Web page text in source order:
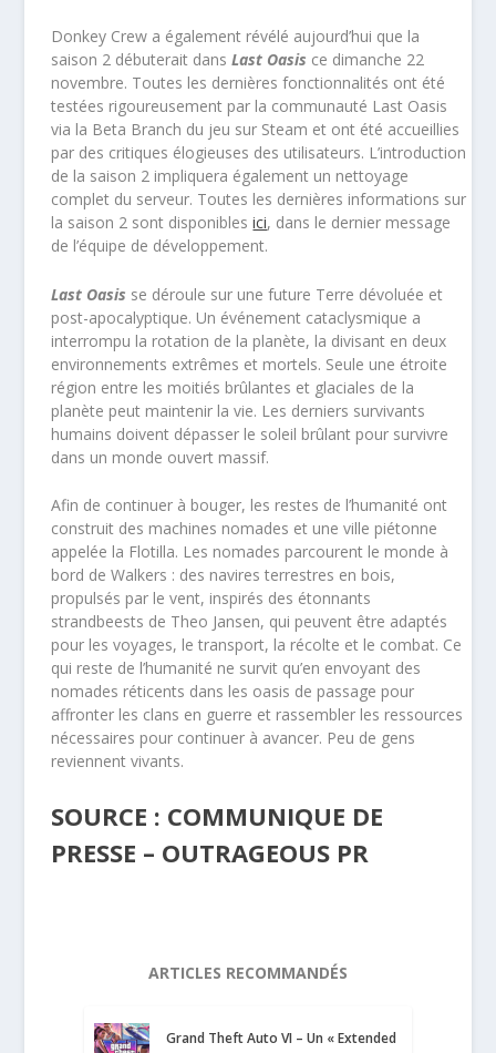
Donkey Crew a également révélé aujourd’hui que la
saison 2 débuterait dansLast Oasis ce dimanche 22
novembre. Toutes les dernières fonctionnalités ont été
testées rigoureusement par la communauté Last Oasis
via la Beta Branch du jeu sur Steam et ont été accueillies
par des critiques élogieuses des utilisateurs. L’introduction
de la saison 2 impliquera également un nettoyage
complet du serveur. Toutes les dernières informations sur
la saison 2 sont disponiblesici, dans le dernier message
de l’équipe de développement.
Last Oasis se déroule sur une future Terre dévoluée et
post-apocalyptique. Un événement cataclysmique a
interrompu la rotation de la planète, la divisant en deux
environnements extrêmes et mortels. Seule une étroite
région entre les moitiés brûlantes et glaciales de la
planète peut maintenir la vie. Les derniers survivants
humains doivent dépasser le soleil brûlant pour survivre
dans un monde ouvert massif.
Afin de continuer à bouger, les restes de l’humanité ont
construit des machines nomades et une ville piétonne
appelée la Flotilla. Les nomades parcourent le monde à
bord de Walkers : des navires terrestres en bois,
propulsés par le vent, inspirés des étonnants
strandbeests de Theo Jansen, qui peuvent être adaptés
pour les voyages, le transport, la récolte et le combat. Ce
qui reste de l’humanité ne survit qu’en envoyant des
nomades réticents dans les oasis de passage pour
affronter les clans en guerre et rassembler les ressources
nécessaires pour continuer à avancer. Peu de gens
reviennent vivants.
SOURCE : COMMUNIQUE DE
PRESSE – OUTRAGEOUS PR
ARTICLES RECOMMANDÉS
Grand Theft Auto VI – Un « Extended